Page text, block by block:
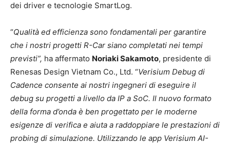
dei driver e tecnologie SmartLog.
“Qualità ed efficienza sono fondamentali per garantire
che i nostri progetti R-Car siano completati nei tempi
previsti”, ha affermato Noriaki Sakamoto, presidente di
Renesas Design Vietnam Co., Ltd. “Verisium Debug di
Cadence consente ai nostri ingegneri di eseguire il
debug su progetti a livello da IP a SoC. Il nuovo formato
della forma d’onda è ben progettato per le moderne
esigenze di verifica e aiuta a raddoppiare le prestazioni di
probing di simulazione. Utilizzando le app Verisium AI-